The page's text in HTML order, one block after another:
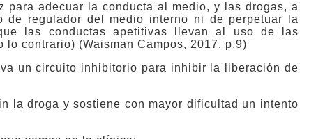
adecuar la conducta al medio, y las drogas, a
regulador del medio interno ni de perpetuar la
las conductas apetitivas llevan al uso de las
contrario) (Waisman Campos, 2017, p.9)
un circuito inhibitorio para inhibir la liberación de
la droga y sostiene con mayor dificultad un intento